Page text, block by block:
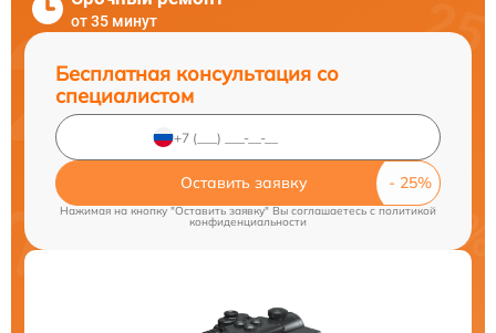
от 35 минут
Бесплатная консультация со
специалистом
Оставить заявку
Нажимая на кнопку "Оставить заявку" Вы соглашаетесь cполитикой
конфиденциальности